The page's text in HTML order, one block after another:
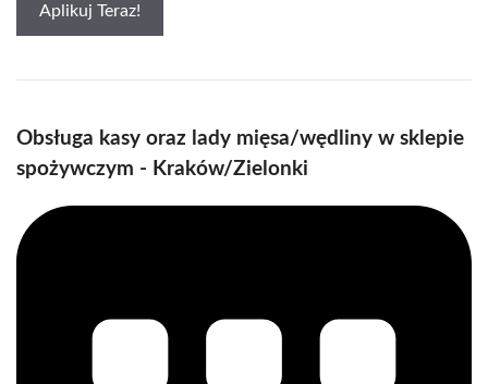
Aplikuj Teraz!
Obsługa kasy oraz lady mięsa/wędliny w sklepie
spożywczym - Kraków/Zielonki